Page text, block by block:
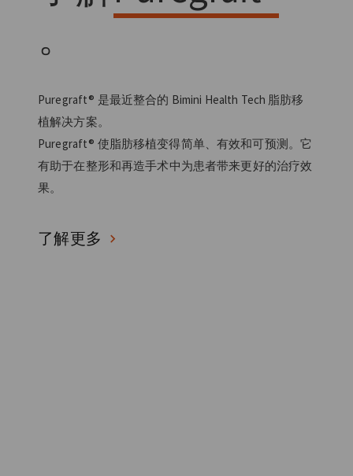
。
Puregraft® 是最近整合的 Bimini Health Tech 脂肪移
植解决方案。
Puregraft® 使脂肪移植变得简单、有效和可预测。它
有助于在整形和再造手术中为患者带来更好的治疗效
果。
了解更多